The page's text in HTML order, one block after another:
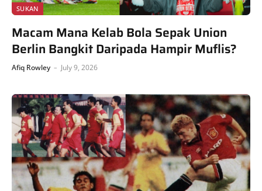
SUKAN
Macam Mana Kelab Bola Sepak Union
Berlin Bangkit Daripada Hampir Muflis?
Afiq Rowley July 9, 2026